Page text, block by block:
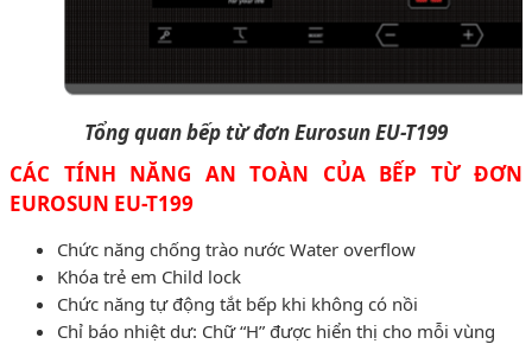
Tổng quan bếp từ đơn Eurosun EU-T199
CÁC TÍNH NĂNG AN TOÀN CỦA BẾP TỪ ĐƠN
EUROSUN EU-T199
Chức năng chống trào nước Water overflow
Khóa trẻ em Child lock
Chức năng tự động tắt bếp khi không có nồi
Chỉ báo nhiệt dư: Chữ “H” được hiển thị cho mỗi vùng